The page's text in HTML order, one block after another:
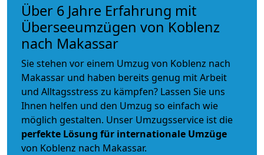
Über 6 Jahre Erfahrung mit
Überseeumzügen von Koblenz
nach Makassar
Sie stehen vor einem Umzug von Koblenz nach
Makassar und haben bereits genug mit Arbeit
und Alltagsstress zu kämpfen? Lassen Sie uns
Ihnen helfen und den Umzug so einfach wie
möglich gestalten. Unser Umzugsservice ist die
perfekte Lösung für internationale Umzüge
von Koblenz nach Makassar.